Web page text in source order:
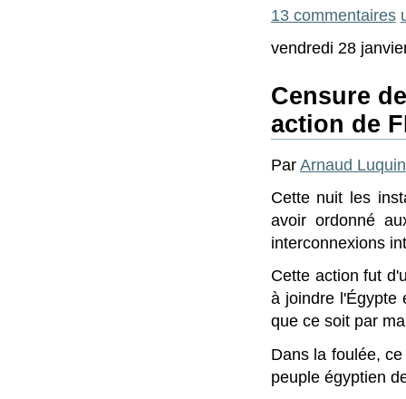
13 commentaires
vendredi 28
Censure
action de
Par Arnaud Luquin
Cette nuit les
avoir ordonné
interconnexions
Cette action fut
à joindre l'Égypte
que ce soit par
Dans la foulée,
peuple égyptien